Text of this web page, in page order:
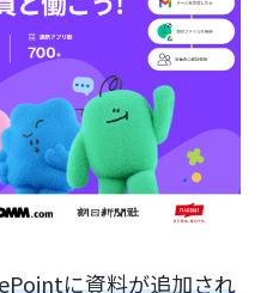
に資料が追加され